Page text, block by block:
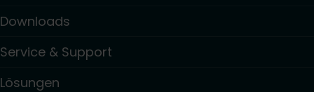
Downloads
Service & Support
Lösungen